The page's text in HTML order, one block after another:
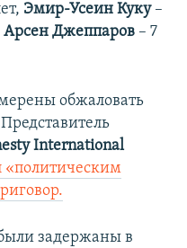
Эмир-Усеин Куку–
Арсен Джеппаров – 7
обжаловать
International
«политическим
задержаны в